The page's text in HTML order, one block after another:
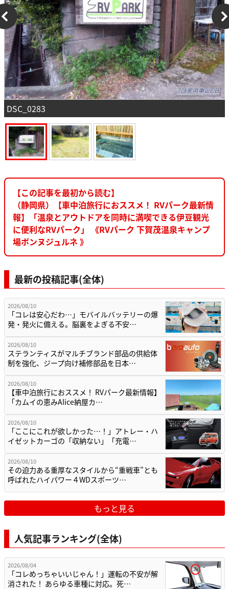
DSC_0283
【この記事を最初から読む】
（静岡県）【車中泊旅行におススメ！ RVパーク最新情
報】「温泉とアウトドアを同時に満喫できる伊豆観光
に便利なRVパーク」 《RVパーク 下賀茂温泉キャンプ
場ボンヌジュルネ 》
最新の投稿記事(全体)
2026/08/10
「コレは安心だわ…」モバイルバッテリーの爆
発・発火に備える。脳裏をよぎる不安…
2026/08/10
ステランティスがマルチブランド部品の供給体
制を強化、ジープ向け補修部品を日本…
2026/08/10
【車中泊旅行におススメ！ RVパーク最新情報】
「カムイの恵みAlice納屋カ…
2026/08/10
「ここにこれが欲しかった…！」アトレー・ハ
イゼットカーゴの「収納ない」「充電…
2026/08/10
その迫力ある重厚なスタイルから“重戦車”とも
呼ばれたハイパワー４WDスポーツ…
もっと見る
人気記事ランキング(全体)
2026/08/04
「コレめっちゃいいじゃん！」運転の不安が解
消された！ あらゆる車種に対応。死…